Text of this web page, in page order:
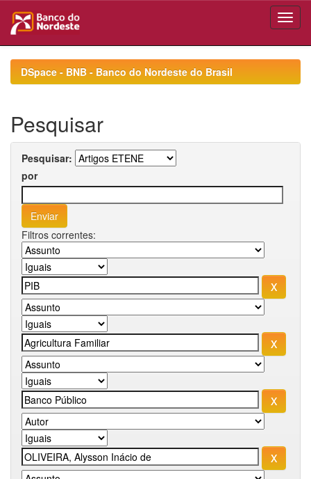
navigationDSpace - BNB - Banco do Nordeste do Brasil
Pesquisar
Pesquisar:
por
Filtros correntes: